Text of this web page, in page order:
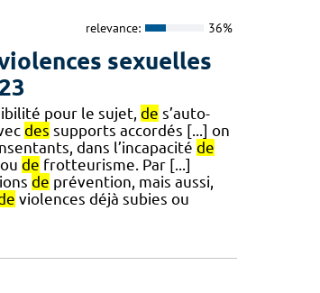
relevance: 36%
sexuelles
pour le sujet, de s’auto-
des supports accordés [...] on
dans l’incapacité de
de frotteurisme. Par [...]
de prévention, mais aussi,
violences déjà subies ou